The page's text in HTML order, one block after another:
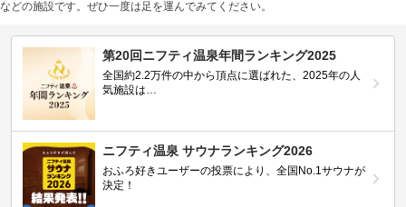
などの施設です。ぜひ一度は足を運んでみてください。
第20回ニフティ温泉年間ランキング2025
全国約2.2万件の中から頂点に選ばれた、2025年の人
気施設は…
ニフティ温泉 サウナランキング2026
おふろ好きユーザーの投票により、全国No.1サウナが
決定！